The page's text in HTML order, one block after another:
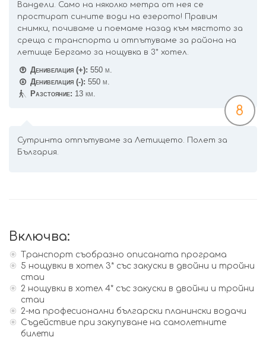
Вандели. Само на няколко метра от нея се
простират сините води на езерото! Правим
снимки, почиваме и поемаме назад към мястото за
среща с транспорта и отпътуваме за района на
летище Бергамо за нощувка в 3* хотел.
Денивелация (+): 550 м.
Денивелация (-): 550 м.
Разстояние: 13 км.
8
Сутринта отпътуваме за Летището. Полет за
България.
Включва:
Транспорт съобразно описаната програма
5 нощувки в хотел 3* със закуски в двойни и тройни
стаи
2 нощувки в хотел 4* със закуски в двойни и тройни
стаи
2-ма професионални български планински водачи
Съдействие при закупуване на самолетните
билети